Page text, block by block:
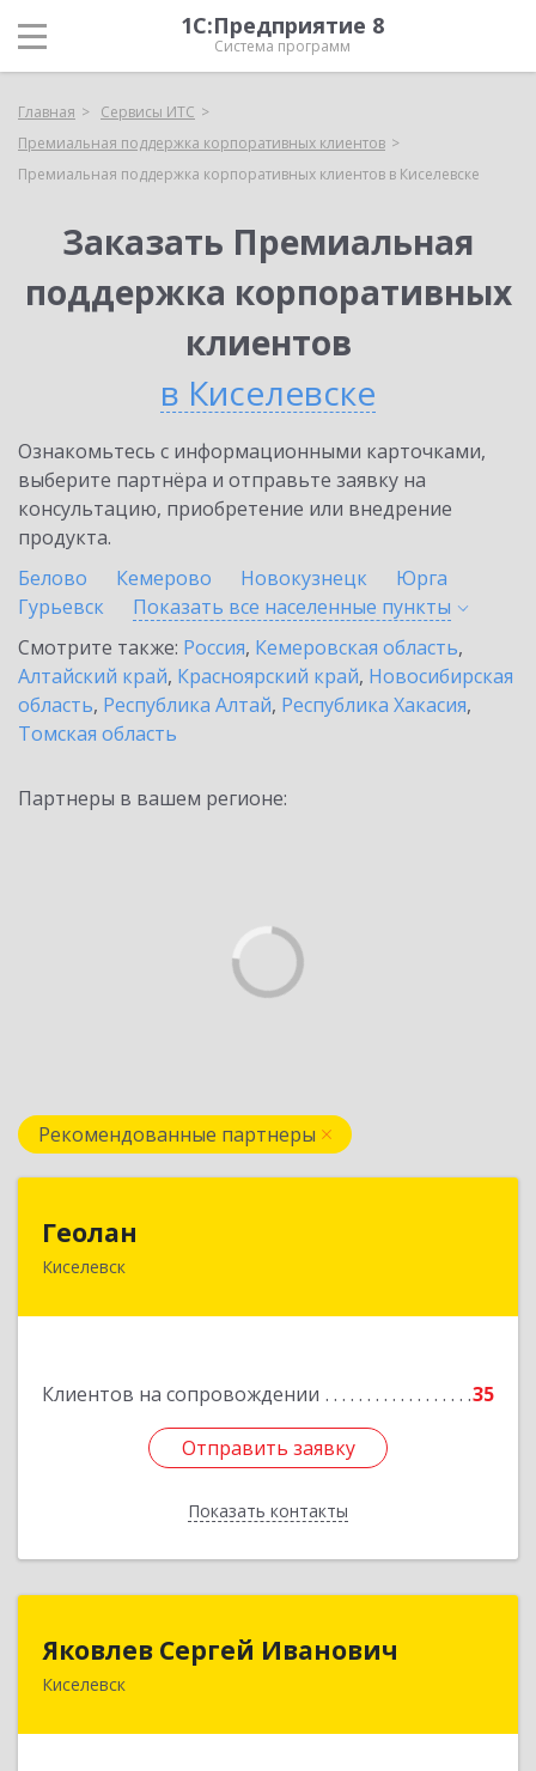
1С:Предприятие 8
Система программ
Главная
Сервисы ИТС
Премиальная поддержка корпоративных клиентов
Премиальная поддержка корпоративных клиентов в Киселевске
Заказать Премиальная
поддержка корпоративных
клиентов
в Киселевске
Ознакомьтесь с информационными карточками,
выберите партнёра и отправьте заявку на
консультацию, приобретение или внедрение
продукта.
Белово
Кемерово Новокузнецк
Юрга
Гурьевск
Показать все населенные пункты
Смотрите также: Россия, Кемеровская область,
Алтайский край, Красноярский край, Новосибирская
область, Республика Алтай, Республика Хакасия,
Томская область
Партнеры в вашем регионе:
Рекомендованные партнеры
Геолан
Киселевск
Клиентов на сопровождении 35
Отправить заявку
Показать контакты
Отправить заявку
Назад
Яковлев Сергей Иванович
Киселевск
Яковлев Сергей Иванович
650002, Кемеровская обл, г.Кемерово, пр-т